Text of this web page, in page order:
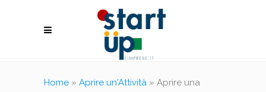
Home » Aprire un'Attività » Aprire una